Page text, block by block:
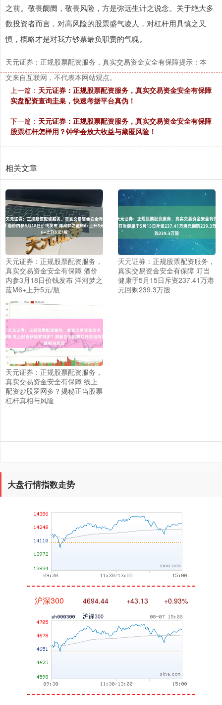
之前。敬畏阛阓，敬畏风险，方是弥远生计之说念。关于绝大多
数投资者而言，对高风险的股票盛气凌人，对杠杆用具慎之又
慎，概略才是对我方钞票最负职责的气魄。
天元证券：正规股票配资服务，真实交易资金安全有保障提示：本
文来自互联网，不代表本网站观点。
上一篇： 天元证券：正规股票配资服务，真实交易资金安全有保障
实盘配资查询圭臬，快速考据平台真伪！
下一篇： 天元证券：正规股票配资服务，真实交易资金安全有保障
股票杠杆怎样用？钟学会放大收益与藏匿风险！
相关文章
天元证券：正规股票配资服务，
真实交易资金安全有保障 酒价
内参3月18日价钱发布 洋河梦之
蓝M6+上升5元/瓶
天元证券：正规股票配资服务，
真实交易资金安全有保障 叮当
健康于5月15日斥资237.41万港
元回购239.3万股
天元证券：正规股票配资服务，
真实交易资金安全有保障 线上
配资炒股罗网多？揭秘正当股票
杠杆真相与风险
大盘行情指数走势
上证综指 3940.04
深证成指
沪深300
北证50